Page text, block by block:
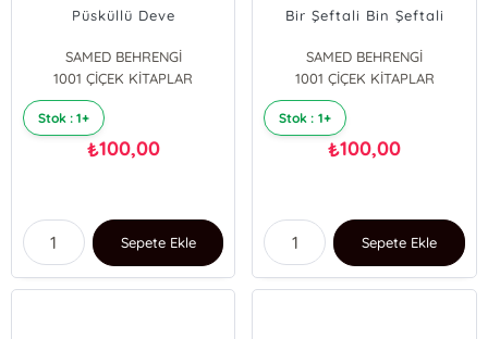
Püsküllü Deve
SAMED BEHRENGİ
1001 ÇİÇEK KİTAPLAR
Stok : 1+
₺100,00
Sepete Ekle
Bir Şeftali Bin Şeftali
SAMED BEHRENGİ
1001 ÇİÇEK KİTAPLAR
Stok : 1+
₺100,00
Sepete Ekle